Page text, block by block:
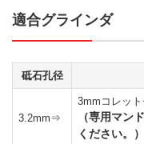
適合グラインダ
砥石孔径
3.2mm⇒
3mmコレッ
（専用マン
ください。）